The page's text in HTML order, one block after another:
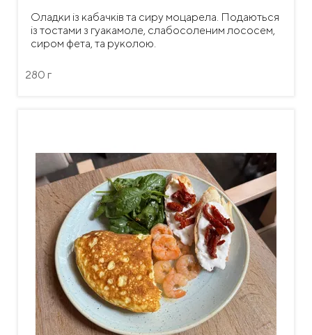
Оладки із кабачків та сиру моцарела. Подаються
із тостами з гуакамоле, слабосоленим лососем,
сиром фета, та руколою.
280 г